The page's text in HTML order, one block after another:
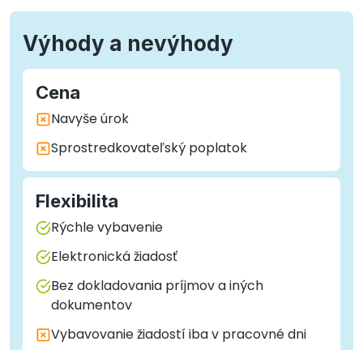
Výhody a nevýhody
Cena
Navyše úrok
Sprostredkovateľský poplatok
Flexibilita
Rýchle vybavenie
Elektronická žiadosť
Bez dokladovania príjmov a iných
dokumentov
Vybavovanie žiadostí iba v pracovné dni